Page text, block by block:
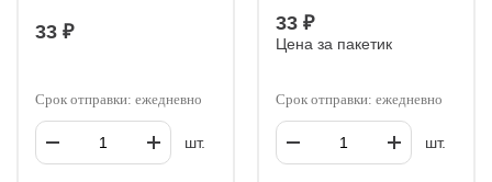
33 ₽
Срок отправки: ежедневно
шт.
33 ₽
Цена за пакетик
Срок отправки: ежедневно
шт.